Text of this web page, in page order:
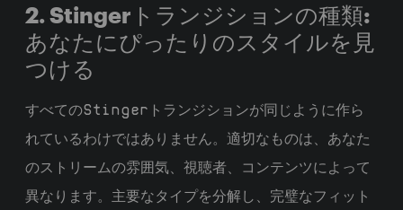
2. Stingerトランジションの種類:
あなたにぴったりのスタイルを見
つける
すべてのStingerトランジションが同じように作ら
れているわけではありません。適切なものは、あなた
のストリームの雰囲気、視聴者、コンテンツによって
異なります。主要なタイプを分解し、完璧なフィット